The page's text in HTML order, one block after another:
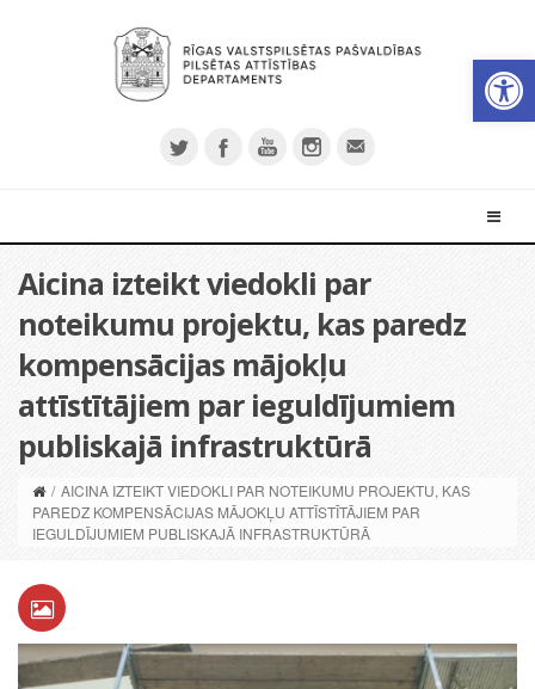
Aicina izteikt viedokli par
noteikumu projektu, kas paredz
kompensācijas mājokļu
attīstītājiem par ieguldījumiem
publiskajā infrastruktūrā
/ AICINA IZTEIKT VIEDOKLI PAR NOTEIKUMU PROJEKTU, KAS
PAREDZ KOMPENSĀCIJAS MĀJOKĻU ATTĪSTĪTĀJIEM PAR
IEGULDĪJUMIEM PUBLISKAJĀ INFRASTRUKTŪRĀ